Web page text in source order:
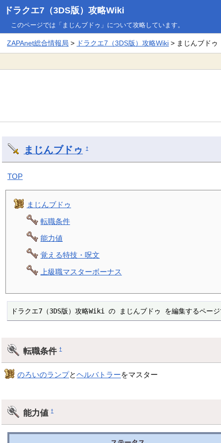
ドラクエ7（3DS版）攻略Wiki
このページでは「まじんブドゥ」について攻略しています。
ZAPAnet総合情報局 > ドラクエ7（3DS版）攻略Wiki > まじんブドゥ
まじんブドゥ †
TOP
まじんブドゥ
転職条件
能力値
覚える特技・呪文
上級職マスターボーナス
ドラクエ7（3DS版）攻略Wiki の まじんブドゥ を編集するページ
転職条件†
のろいのランプとヘルバトラーをマスター
能力値†